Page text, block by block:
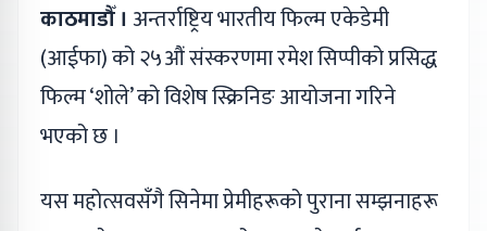
काठमाडौँ । अन्तर्राष्ट्रिय भारतीय फिल्म एकेडेमी
(आईफा) को २५औं संस्करणमा रमेश सिप्पीको प्रसिद्ध
फिल्म ‘शोले’ को विशेष स्क्रिनिङ आयोजना गरिने
भएको छ ।
यस महोत्सवसँगै सिनेमा प्रेमीहरूको पुराना सम्झनाहरू